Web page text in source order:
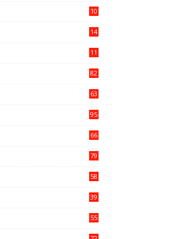
10
14
11
82
63
95
66
79
58
39
55